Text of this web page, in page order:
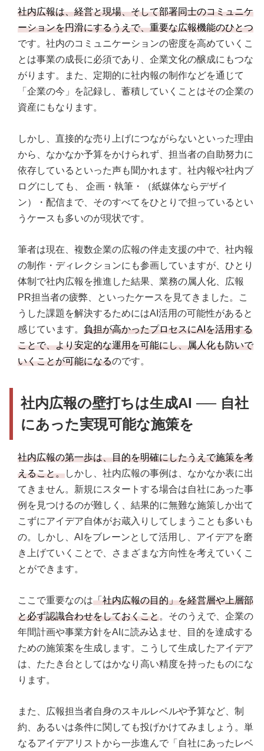
社内広報は、経営と現場、そして部署同士のコミュニケ
ーションを円滑にするうえで、重要な広報機能のひとつ
です。社内のコミュニケーションの密度を高めていくこ
とは事業の成長に必須であり、企業文化の醸成にもつな
がります。また、定期的に社内報の制作などを通じて
「企業の今」を記録し、蓄積していくことはその企業の
資産にもなります。
しかし、直接的な売り上げにつながらないといった理由
から、なかなか予算をかけられず、担当者の自助努力に
依存しているといった声も聞かれます。社内報や社内ブ
ログにしても、 企画・執筆・（紙媒体ならデザイ
ン）・配信まで、そのすべてをひとりで担っているとい
うケースも多いのが現状です。
筆者は現在、複数企業の広報の伴走支援の中で、社内報
の制作・ディレクションにも参画していますが、ひとり
体制で社内広報を推進した結果、業務の属人化、広報
PR担当者の疲弊、といったケースを見てきました。こ
うした課題を解決するためにはAI活用の可能性があると
感じています。 負担が高かったプロセスにAIを活用する
ことで、より安定的な運用を可能にし、属人化も防いで
いくことが可能になるのです。
社内広報の壁打ちは生成AI ── 自社
にあった実現可能な施策を
社内広報の第一歩は、目的を明確にしたうえで施策を考
えること。しかし、社内広報の事例は、なかなか表に出
てきません。新規にスタートする場合は自社にあった事
例を見つけるのが難しく、結果的に無難な施策しか出て
こずにアイデア自体がお蔵入りしてしまうことも多いも
の。しかし、AIをブレーンとして活用し、アイデアを磨
き上げていくことで、さまざまな方向性を考えていくこ
とができます。
ここで重要なのは「社内広報の目的」を経営層や上層部
と必ず認識合わせをしておくこと。そのうえで、企業の
年間計画や事業方針をAIに読み込ませ、目的を達成する
ための施策案を生成します。こうして生成したアイデア
は、たたき台としてはかなり高い精度を持ったものにな
ります。
また、広報担当者自身のスキルレベルや予算など、制
約、あるいは条件に関しても投げかけてみましょう。単
なるアイデアリストから一歩進んで「自社にあったレベ